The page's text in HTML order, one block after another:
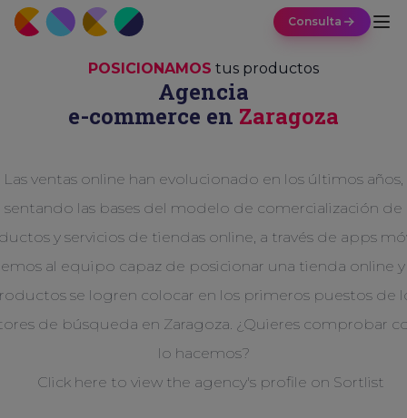
Consulta
POSICIONAMOS tus productos
Agencia
e-commerce en Zaragoza
Las ventas online han evolucionado en los últimos años,
sentando las bases del modelo de comercialización de
y servicios de tiendas online, a través de apps
al equipo capaz de posicionar una tienda online
se logren colocar en los primeros puestos de
de búsqueda en Zaragoza. ¿Quieres comprobar
lo hacemos?